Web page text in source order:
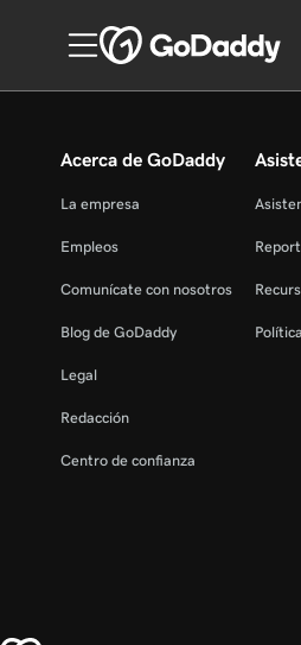
Acerca de GoDaddy
La empresa
Empleos
Comunícate con nosotros
Blog de GoDaddy
Legal
Redacción
Centro de confianza